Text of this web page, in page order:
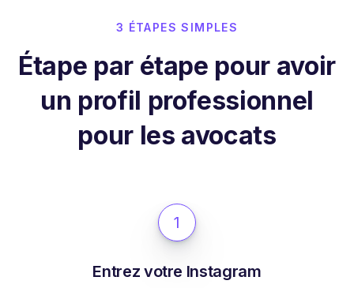
3 ÉTAPES SIMPLES
Étape par étape pour avoir
un profil professionnel
pour les avocats
1
Entrez votre Instagram